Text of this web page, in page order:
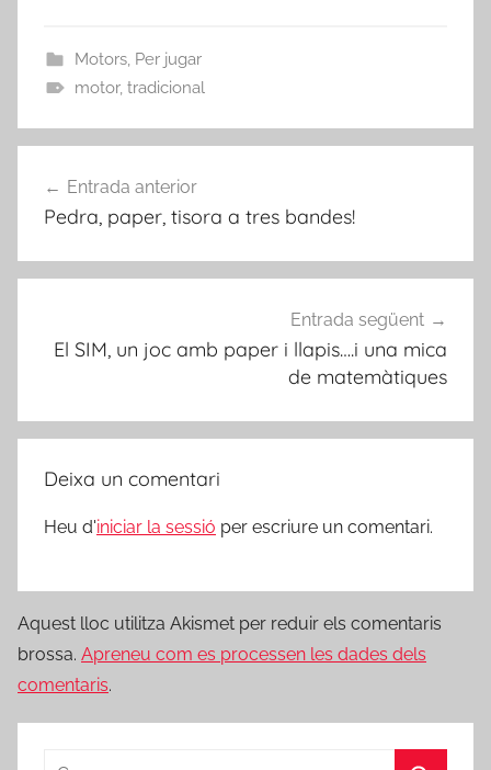
Motors, Per jugar
motor, tradicional
d'entrades
Entrada anterior
Pedra, paper, tisora a tres bandes!
Entrada següent
El SIM, un joc amb paper i llapis….i una mica
de matemàtiques
Deixa un comentari
Heu d'iniciar la sessió per escriure un comentari.
Aquest lloc utilitza Akismet per reduir els comentaris
brossa. Apreneu com es processen les dades dels
comentaris.
Cerca: